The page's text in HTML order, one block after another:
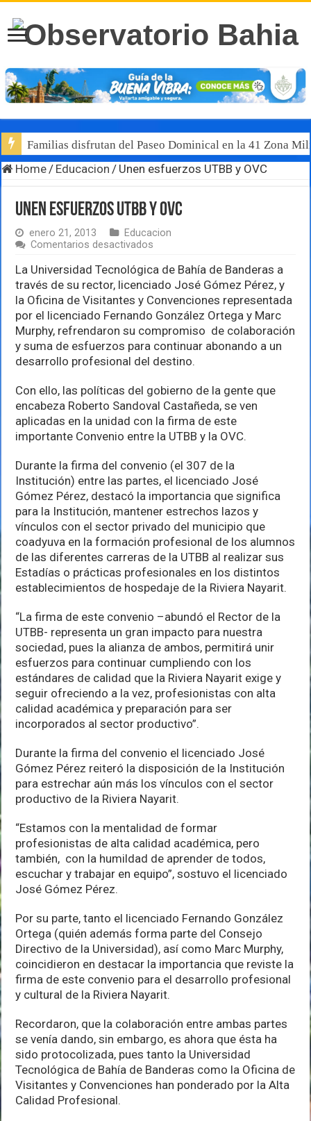
Familias disfrutan del Paseo Dominical en la 41 Zona
Home / Educacion / Unen esfuerzos UTBB y OVC
Unen esfuerzos UTBB y OVC
enero 21, 2013
Educacion
Comentarios desactivados
esfuerzos
UTBB
y
OVC
La Universidad Tecnológica de Bahía de Banderas a
través de su rector, licenciado José Gómez Pérez, y
la Oficina de Visitantes y Convenciones representada
por el licenciado Fernando González Ortega y Marc
Murphy, refrendaron su compromiso de colaboración
y suma de esfuerzos para continuar abonando a un
desarrollo profesional del destino.
Con ello, las políticas del gobierno de la gente que
encabeza Roberto Sandoval Castañeda, se ven
aplicadas en la unidad con la firma de este
importante Convenio entre la UTBB y la OVC.
Durante la firma del convenio (el 307 de la
Institución) entre las partes, el licenciado José
Gómez Pérez, destacó la importancia que significa
para la Institución, mantener estrechos lazos y
vínculos con el sector privado del municipio que
coadyuva en la formación profesional de los alumnos
de las diferentes carreras de la UTBB al realizar sus
Estadías o prácticas profesionales en los distintos
establecimientos de hospedaje de la Riviera Nayarit.
“La firma de este convenio –abundó el Rector de la
UTBB- representa un gran impacto para nuestra
sociedad, pues la alianza de ambos, permitirá unir
esfuerzos para continuar cumpliendo con los
estándares de calidad que la Riviera Nayarit exige y
seguir ofreciendo a la vez, profesionistas con alta
calidad académica y preparación para ser
incorporados al sector productivo”.
Durante la firma del convenio el licenciado José
Gómez Pérez reiteró la disposición de la Institución
para estrechar aún más los vínculos con el sector
productivo de la Riviera Nayarit.
“Estamos con la mentalidad de formar
profesionistas de alta calidad académica, pero
también, con la humildad de aprender de todos,
escuchar y trabajar en equipo”, sostuvo el licenciado
José Gómez Pérez.
Por su parte, tanto el licenciado Fernando González
Ortega (quién además forma parte del Consejo
Directivo de la Universidad), así como Marc Murphy,
coincidieron en destacar la importancia que reviste la
firma de este convenio para el desarrollo profesional
y cultural de la Riviera Nayarit.
Recordaron, que la colaboración entre ambas partes
se venía dando, sin embargo, es ahora que ésta ha
sido protocolizada, pues tanto la Universidad
Tecnológica de Bahía de Banderas como la Oficina de
Visitantes y Convenciones han ponderado por la Alta
Calidad Profesional.